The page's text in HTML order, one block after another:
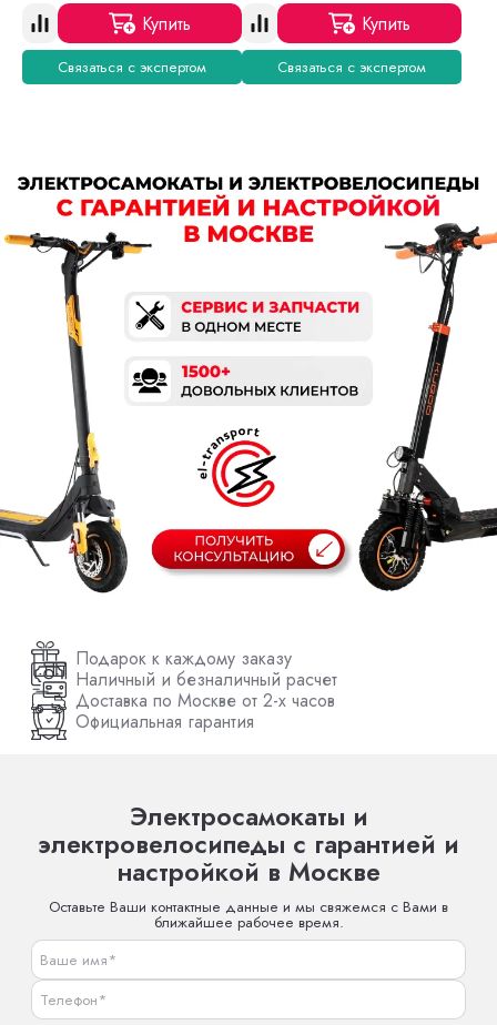
Купить
Связаться с экспертом
Купить
Связаться с экспертом
Подарок к каждому заказу
Наличный и безналичный расчет
Доставка по Москве от 2-х часов
Официальная гарантия
Электросамокаты и
электровелосипеды с гарантией и
настройкой в Москве
Оставьте Ваши контактные данные и мы свяжемся с Вами в
ближайшее рабочее время.